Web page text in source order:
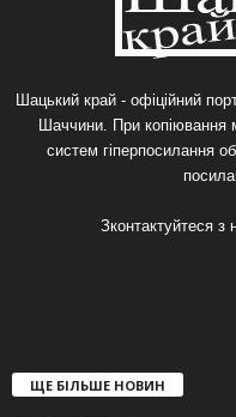
Шацький край - офіційний
Шаччини. При копіювання
систем гіперпосилання
Зконтактуйтеся з
ЩЕ БІЛЬШЕ НОВИН